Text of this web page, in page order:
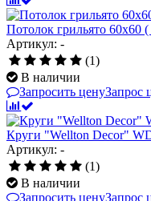
Потолок грильято
Артикул: -
(1)
В наличии
Запросить ценуЗапрос
Круги "Wellton Decor"
Артикул: -
(1)
В наличии
Запросить ценуЗапрос